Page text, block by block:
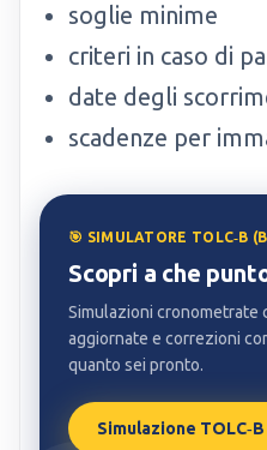
soglie minime
criteri in caso di
date degli
scadenze per
🎯 SIMULATORE TOLC‑B
Scopri a che
Simulazioni cronometrate
aggiornate e correzioni
quanto sei pronto.
Simulazione